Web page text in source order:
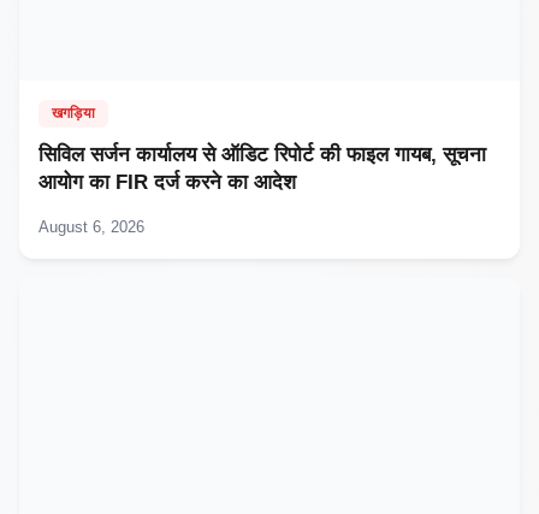
खगड़िया
सिविल सर्जन कार्यालय से ऑडिट रिपोर्ट की फाइल गायब, सूचना
आयोग का FIR दर्ज करने का आदेश
August 6, 2026